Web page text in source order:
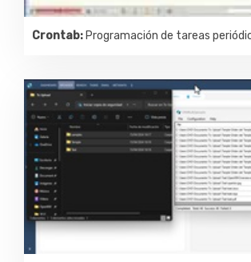
Crontab: Programación de tareas